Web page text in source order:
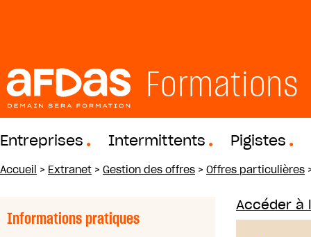
Formations
Entreprises Intermittents Pigistes
Accueil > Extranet > Gestion des offres > Offres particulières
Informations pratiques
Accéder à